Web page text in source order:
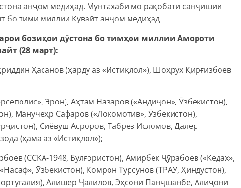
анҷом медиҳад. Мунтахаби мо рақобати санҷишии
бо тими миллии Кувайт анҷом медиҳад.
бозиҳои дӯстона бо тимҳои миллии Амороти
(28 март):
Ҳасанов (ҳарду аз «Истиқлол»), Шоҳрух Қирғизбоев
Эрон), Аҳтам Назаров («Андиҷон», Ӯзбекистон),
Манучеҳр Сафаров («Локомотив», Ӯзбекистон),
Сиёвуш Асроров, Табрез Исломов, Далер
(ҳама аз «Истиқлол»);
(ССКА-1948, Булғористон), Амирбек Ҷӯрабоев («Кедах»,
Ӯзбекистон), Комрон Турсунов (ТРАУ, Ҳиндустон),
Алишер Ҷалилов, Эҳсони Панҷшанбе, Алиҷони